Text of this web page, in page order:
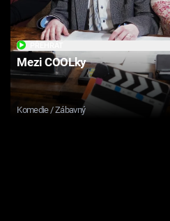
Mezi COOLky
Komedie / Zábavný